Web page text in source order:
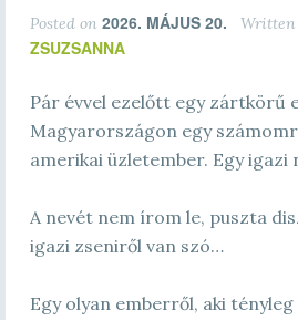
Posted on 2026. MÁJUS 20. Written
ZSUZSANNA
Pár évvel ezelőtt egy
Magyarországon egy
amerikai üzletember. Egy igazi
A nevét nem írom le, puszta
igazi zseniről van szó…
Egy olyan emberről, aki tényleg